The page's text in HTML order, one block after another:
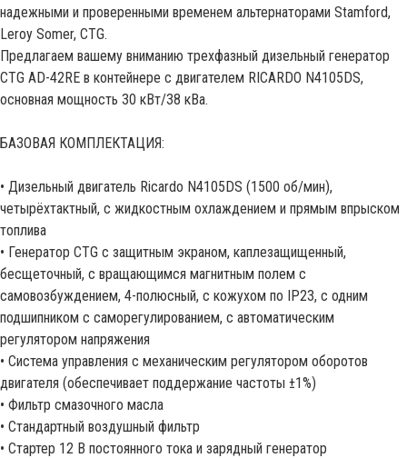
надежными и проверенными временем альтернаторами Stamford,
Leroy Somer, CTG.
Предлагаем вашему вниманию трехфазный дизельный генератор
CTG AD-42RE в контейнере с двигателем RICARDO N4105DS,
основная мощность 30 кВт/38 кВа.
БАЗОВАЯ КОМПЛЕКТАЦИЯ:
• Дизельный двигатель Ricardo N4105DS (1500 об/мин),
четырёхтактный, с жидкостным охлаждением и прямым впрыском
топлива
• Генератор CTG с защитным экраном, каплезащищенный,
бесщеточный, с вращающимся магнитным полем с
самовозбуждением, 4-полюсный, с кожухом по IP23, с одним
подшипником с саморегулированием, с автоматическим
регулятором напряжения
• Система управления с механическим регулятором оборотов
двигателя (обеспечивает поддержание частоты ±1%)
• Фильтр смазочного масла
• Стандартный воздушный фильтр
• Стартер 12 В постоянного тока и зарядный генератор